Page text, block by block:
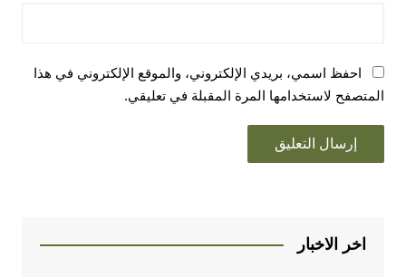
احفظ اسمي، بريدي الإلكتروني، والموقع الإلكتروني في هذا
المتصفح لاستخدامها المرة المقبلة في تعليقي.
اخر الاخبار